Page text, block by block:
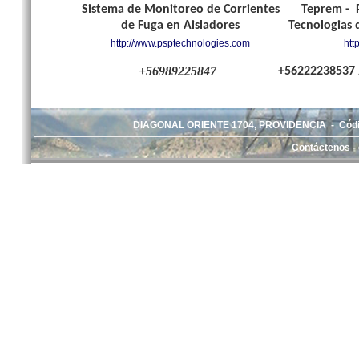
Sistema de Monitoreo de Corrientes
de Fuga en Aisladores
Teprem -
Tecnologias
http://www.psptechnologies.com
+56989225847 +56222238537
DIAGONAL ORIENTE 1704, PROVIDENCIA -
Contáctenos